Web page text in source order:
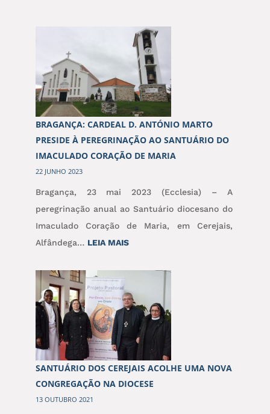
BRAGANÇA: CARDEAL D. ANTÓNIO MARTO
PRESIDE À PEREGRINAÇÃO AO SANTUÁRIO DO
IMACULADO CORAÇÃO DE MARIA
22 JUNHO 2023
Bragança, 23 mai 2023 (Ecclesia) – A
peregrinação anual ao Santuário diocesano do
Imaculado Coração de Maria, em Cerejais,
Alfândega… LEIA MAIS:
CARDEAL
D.
ANTÓNIO
MARTO
PRESIDE
À
SANTUÁRIO DOS CEREJAIS ACOLHE UMA NOVA
CONGREGAÇÃO NA DIOCESE
13 OUTUBRO 2021